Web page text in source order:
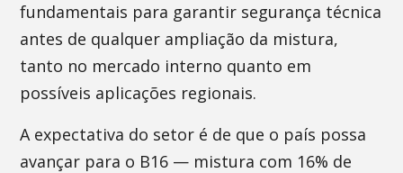
fundamentais para garantir segurança técnica
antes de qualquer ampliação da mistura,
tanto no mercado interno quanto em
possíveis aplicações regionais.
A expectativa do setor é de que o país possa
avançar para o B16 — mistura com 16% de